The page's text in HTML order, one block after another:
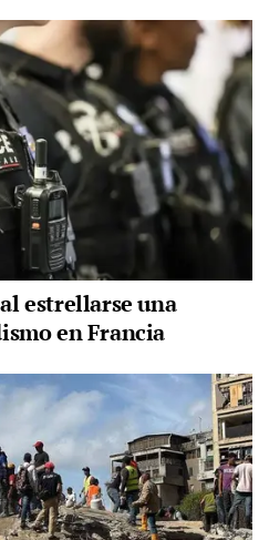
estrellarse una
en Francia